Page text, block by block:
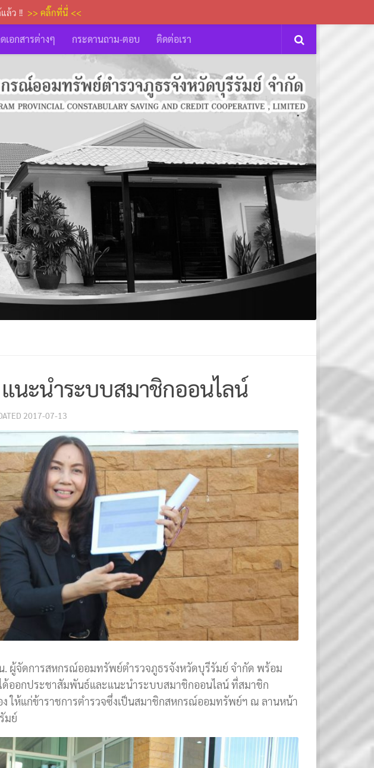
เอกสารต่างๆ กระดานถาม-ตอบ ติดต่อเรา
นะนำระบบสมาชิกออนไลน์
2017-07-13
. ผู้จัดการสหกรณ์ออมทรัพย์ตำรวจภูธรจังหวัดบุรีรัมย์ จำกัด พร้อม
ออกประชาสัมพันธ์และแนะนำระบบสมาชิกออนไลน์ ที่สมาชิก
ให้แก่ข้าราชการตำรวจซึ่งเป็นสมาชิกสหกรณ์ออมทรัพย์ฯ ณ ลานหน้า
มย์
ล้ว !! >> คลิ๊กที่นี่ <<